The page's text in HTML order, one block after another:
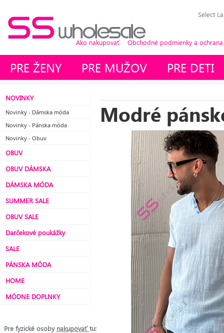
Select
Ako nakupovať Obchodné podmienky a
PRE ŽENY PRE MUŽOV PRE DETI
NOVINKY
Novinky - Dámska móda
Novinky - Pánska móda
Novinky - Obuv
OBUV
OBUV DÁMSKA
DÁMSKA MÓDA
SUMMER SALE
OBUV SALE
Darčekové poukážky
SALE
PÁNSKA MÓDA
HOME
MÓDNE DOPLNKY
Pre fyzické osoby nakupovaťtu:
Modré